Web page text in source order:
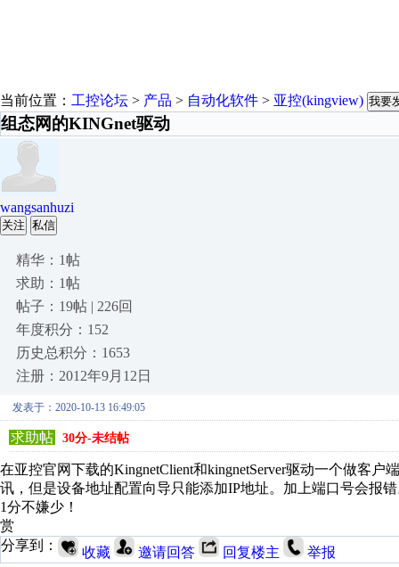
当前位置： 工控论坛 > 产品 > 自动化软件 > 亚控(kingview) 我要
组态网的KINGnet驱动
wangsanhuzi
关注 私信
精华：1帖
求助：1帖
帖子：19帖 | 226回
年度积分：152
历史总积分：1653
注册：2012年9月12日
发表于：2020-10-13 16:49:05
求助帖 30分-未结帖
在亚控官网下载的KingnetClient和kingnetServer驱动一个做客
讯，但是设备地址配置向导只能添加IP地址。加上端口号会报
1分不嫌少！
赏
分享到：
收藏 邀请回答 回复楼主 举报